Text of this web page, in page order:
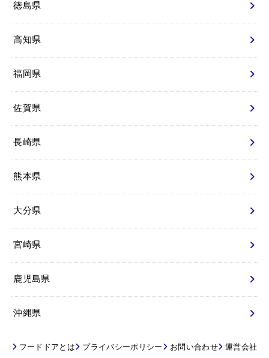
徳島県
高知県
福岡県
佐賀県
長崎県
熊本県
大分県
宮崎県
鹿児島県
沖縄県
フードドアとは プライバシーポリシー お問い合わせ 運営会社